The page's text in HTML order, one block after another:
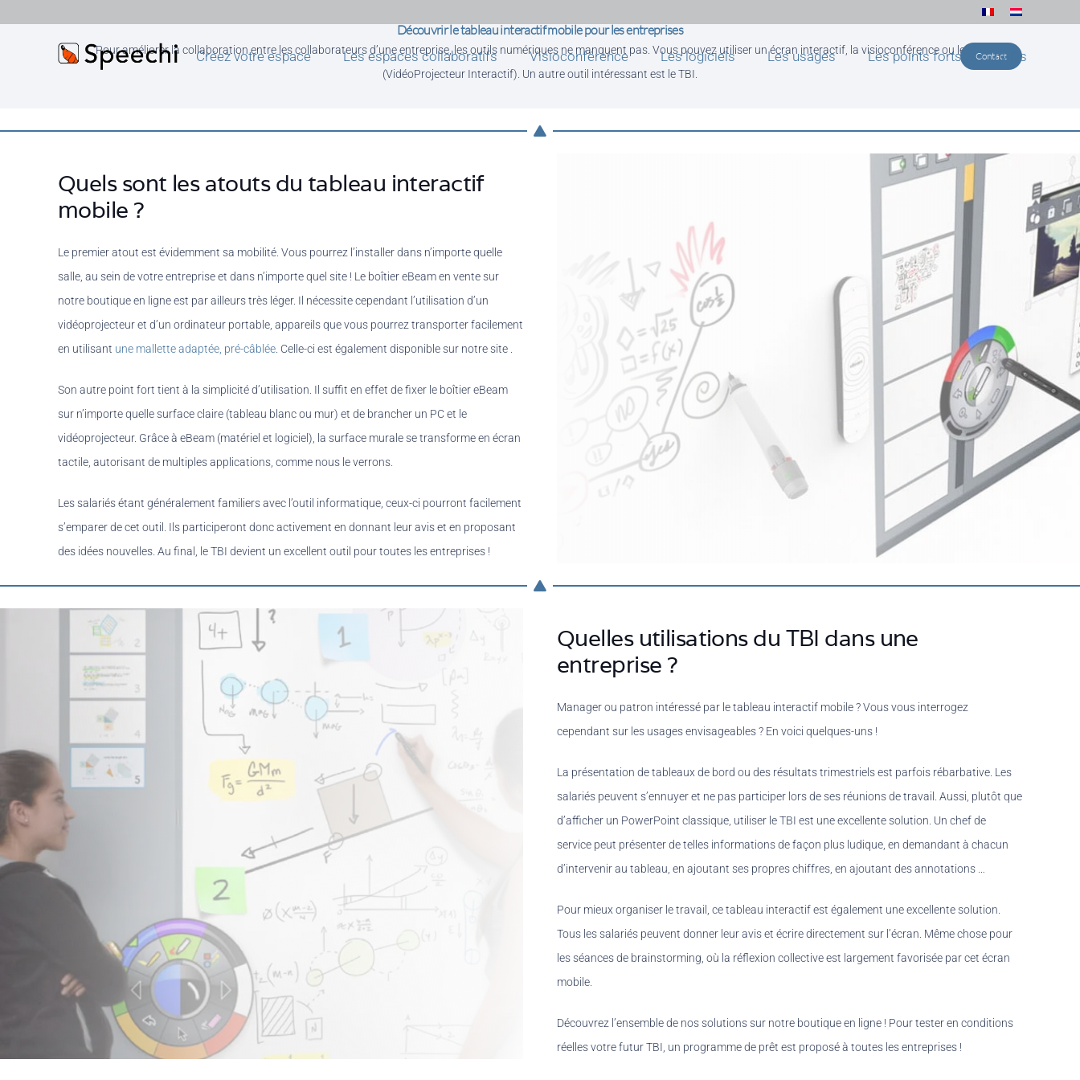
Créez votre espace Les espaces collaboratifs Visioconférence Les logiciels Les usages Les points forts FAQs
Contact
Découvrir le tableau interactif mobile pour les entreprises
Pour améliorer la collaboration entre les collaborateurs d’une entreprise, les outils numériques ne manquent pas. Vous pouvez utiliser un écran interactif, la visioconférence ou le VPI
(VidéoProjecteur Interactif). Un autre outil intéressant est le TBI.
Quels sont les atouts du tableau interactif
mobile ?
Le premier atout est évidemment sa mobilité. Vous pourrez l’installer dans n’importe quelle
salle, au sein de votre entreprise et dans n’importe quel site ! Le boîtier eBeam en vente sur
notre boutique en ligne est par ailleurs très léger. Il nécessite cependant l’utilisation d’un
vidéoprojecteur et d’un ordinateur portable, appareils que vous pourrez transporter facilement
en utilisant une mallette adaptée, pré-câblée . Celle-ci est également disponible sur notre site .
Son autre point fort tient à la simplicité d’utilisation. Il suffit en effet de fixer le boîtier eBeam
sur n’importe quelle surface claire (tableau blanc ou mur) et de brancher un PC et le
vidéoprojecteur. Grâce à eBeam (matériel et logiciel), la surface murale se transforme en écran
tactile, autorisant de multiples applications, comme nous le verrons.
Les salariés étant généralement familiers avec l’outil informatique, ceux-ci pourront facilement
s’emparer de cet outil. Ils participeront donc activement en donnant leur avis et en proposant
des idées nouvelles. Au final, le TBI devient un excellent outil pour toutes les entreprises !
Quelles utilisations du TBI dans une
entreprise ?
Manager ou patron intéressé par le tableau interactif mobile ? Vous vous interrogez
cependant sur les usages envisageables ? En voici quelques-uns !
La présentation de tableaux de bord ou des résultats trimestriels est parfois rébarbative. Les
salariés peuvent s’ennuyer et ne pas participer lors de ses réunions de travail. Aussi, plutôt que
d’afficher un PowerPoint classique, utiliser le TBI est une excellente solution. Un chef de
service peut présenter de telles informations de façon plus ludique, en demandant à chacun
d’intervenir au tableau, en ajoutant ses propres chiffres, en ajoutant des annotations …
Pour mieux organiser le travail, ce tableau interactif est également une excellente solution.
Tous les salariés peuvent donner leur avis et écrire directement sur l’écran. Même chose pour
les séances de brainstorming, où la réflexion collective est largement favorisée par cet écran
mobile.
Découvrez l’ensemble de nos solutions sur notre boutique en ligne ! Pour tester en conditions
réelles votre futur TBI, un programme de prêt est proposé à toutes les entreprises !